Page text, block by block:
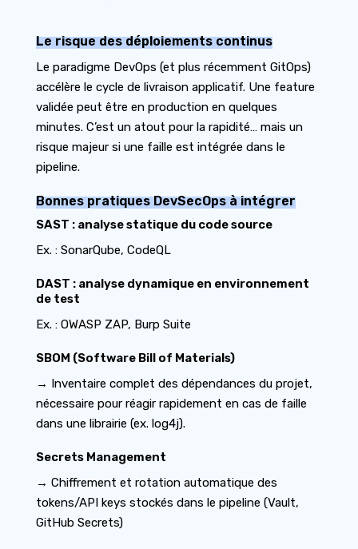
Le risque des déploiements continus
Le paradigme DevOps (et plus récemment GitOps)
accélère le cycle de livraison applicatif. Une feature
validée peut être en production en quelques
minutes. C’est un atout pour la rapidité… mais un
risque majeur si une faille est intégrée dans le
pipeline.
Bonnes pratiques DevSecOps à intégrer
SAST : analyse statique du code source
Ex. : SonarQube, CodeQL
DAST : analyse dynamique en environnement
de test
Ex. : OWASP ZAP, Burp Suite
SBOM (Software Bill of Materials)
→ Inventaire complet des dépendances du projet,
nécessaire pour réagir rapidement en cas de faille
dans une librairie (ex. log4j).
Secrets Management
→ Chiffrement et rotation automatique des
tokens/API keys stockés dans le pipeline (Vault,
GitHub Secrets)